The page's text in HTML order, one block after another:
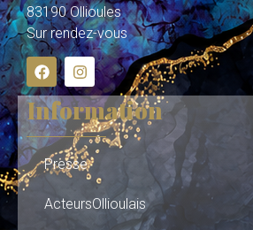
83190 Ollioules
Sur rendez-vous
Information
Presse
ActeursOllioulais